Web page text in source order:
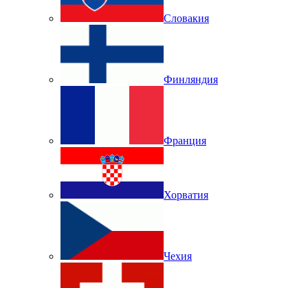
Словакия
Финляндия
Франция
Хорватия
Чехия